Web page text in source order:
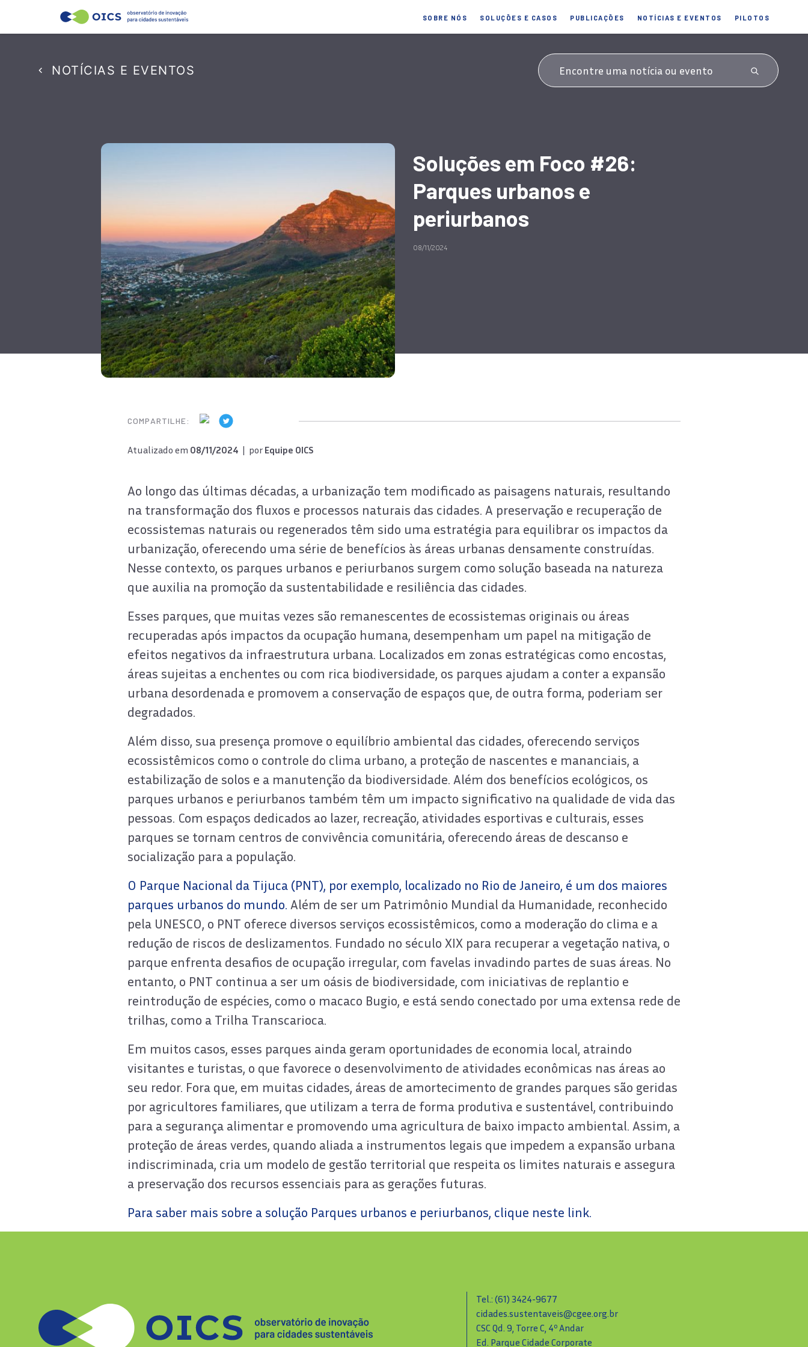
SOBRE NÓS SOLUÇÕES E CASOS PUBLICAÇÕES NOTÍCIAS E EVENTOS PILOTOS
NOTÍCIAS E EVENTOS
Soluções em Foco #26:
Parques urbanos e
periurbanos
08/11/2024
COMPARTILHE:
Atualizado em 08/11/2024 | por Equipe OICS
Ao longo das últimas décadas, a urbanização tem modificado as paisagens naturais, resultando
na transformação dos fluxos e processos naturais das cidades. A preservação e recuperação de
ecossistemas naturais ou regenerados têm sido uma estratégia para equilibrar os impactos da
urbanização, oferecendo uma série de benefícios às áreas urbanas densamente construídas.
Nesse contexto, os parques urbanos e periurbanos surgem como solução baseada na natureza
que auxilia na promoção da sustentabilidade e resiliência das cidades.
Esses parques, que muitas vezes são remanescentes de ecossistemas originais ou áreas
recuperadas após impactos da ocupação humana, desempenham um papel na mitigação de
efeitos negativos da infraestrutura urbana. Localizados em zonas estratégicas como encostas,
áreas sujeitas a enchentes ou com rica biodiversidade, os parques ajudam a conter a expansão
urbana desordenada e promovem a conservação de espaços que, de outra forma, poderiam ser
degradados.
Além disso, sua presença promove o equilíbrio ambiental das cidades, oferecendo serviços
ecossistêmicos como o controle do clima urbano, a proteção de nascentes e mananciais, a
estabilização de solos e a manutenção da biodiversidade. Além dos benefícios ecológicos, os
parques urbanos e periurbanos também têm um impacto significativo na qualidade de vida das
pessoas. Com espaços dedicados ao lazer, recreação, atividades esportivas e culturais, esses
parques se tornam centros de convivência comunitária, oferecendo áreas de descanso e
socialização para a população.
O Parque Nacional da Tijuca (PNT), por exemplo, localizado no Rio de Janeiro, é um dos maiores
parques urbanos do mundo. Além de ser um Patrimônio Mundial da Humanidade, reconhecido
pela UNESCO, o PNT oferece diversos serviços ecossistêmicos, como a moderação do clima e a
redução de riscos de deslizamentos. Fundado no século XIX para recuperar a vegetação nativa, o
parque enfrenta desafios de ocupação irregular, com favelas invadindo partes de suas áreas. No
entanto, o PNT continua a ser um oásis de biodiversidade, com iniciativas de replantio e
reintrodução de espécies, como o macaco Bugio, e está sendo conectado por uma extensa rede de
trilhas, como a Trilha Transcarioca.
Em muitos casos, esses parques ainda geram oportunidades de economia local, atraindo
visitantes e turistas, o que favorece o desenvolvimento de atividades econômicas nas áreas ao
seu redor. Fora que, em muitas cidades, áreas de amortecimento de grandes parques são geridas
por agricultores familiares, que utilizam a terra de forma produtiva e sustentável, contribuindo
para a segurança alimentar e promovendo uma agricultura de baixo impacto ambiental. Assim, a
proteção de áreas verdes, quando aliada a instrumentos legais que impedem a expansão urbana
indiscriminada, cria um modelo de gestão territorial que respeita os limites naturais e assegura
a preservação dos recursos essenciais para as gerações futuras.
Para saber mais sobre a solução Parques urbanos e periurbanos, clique neste link.
Tel.: (61) 3424-9677
cidades.sustentaveis@cgee.org.br
CSC Qd. 9, Torre C, 4º Andar
Ed. Parque Cidade Corporate